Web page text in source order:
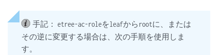
手記： etree-ac-roleをleafからrootに、または
その逆に変更する場合は、次の手順を使用しま
す。